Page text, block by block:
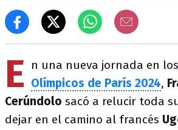
E n una nueva jornada en los
Olímpicos de París 2024,
Cerúndolo sacó a relucir toda
dejar en el camino al francés